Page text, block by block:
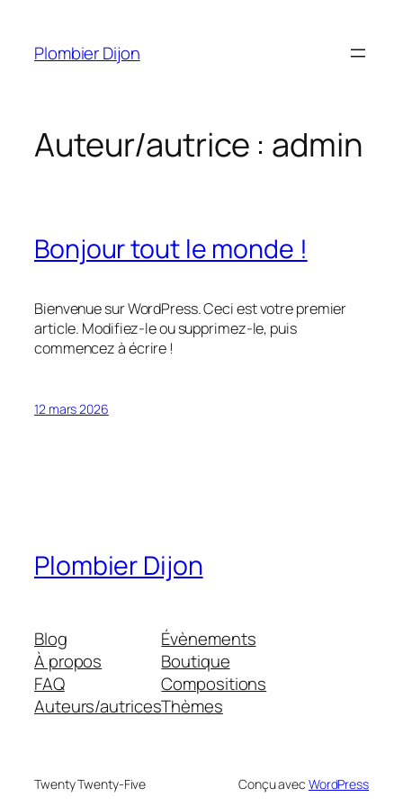
contenu
Plombier Dijon
Auteur/autrice : admin
Bonjour tout le monde !
Bienvenue sur WordPress. Ceci est votre premier
article. Modifiez-le ou supprimez-le, puis
commencez à écrire !
12 mars 2026
Plombier Dijon
Blog
À propos
FAQ
Auteurs/autrices
Évènements
Boutique
Compositions
Thèmes
Twenty Twenty-Five Conçu avec WordPress